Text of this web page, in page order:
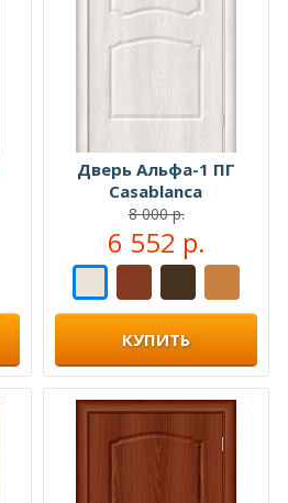
Дверь Альфа-1 ПГ
Casablanca
8 000 р.
6 552 р.
КУПИТЬ